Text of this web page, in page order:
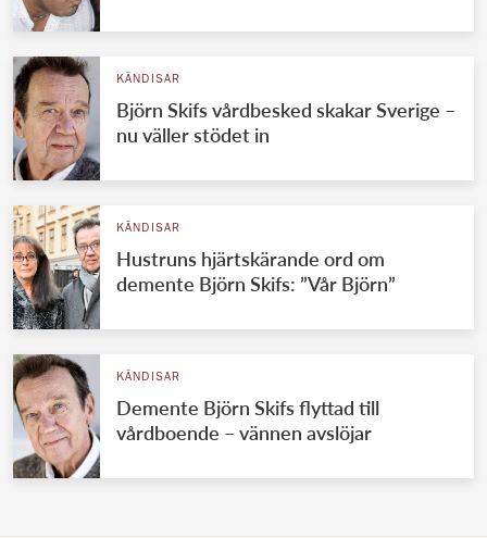
KÄNDISAR
Björn Skifs vårdbesked skakar Sverige –
nu väller stödet in
KÄNDISAR
Hustruns hjärtskärande ord om
demente Björn Skifs: ”Vår Björn”
KÄNDISAR
Demente Björn Skifs flyttad till
vårdboende – vännen avslöjar